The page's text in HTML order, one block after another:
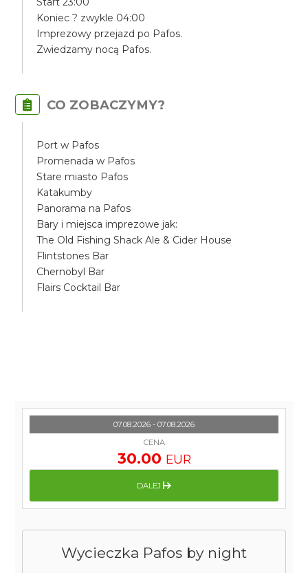
Koniec ? zwykle 04:00
Imprezowy przejazd po Pafos.
Zwiedzamy nocą Pafos.
CO ZOBACZYMY?
Port w Pafos
Promenada w Pafos
Stare miasto Pafos
Katakumby
Panorama na Pafos
Bary i miejsca imprezowe jak:
The Old Fishing Shack Ale & Cider House
Flintstones Bar
Chernobyl Bar
Flairs Cocktail Bar
Wycieczka Pafos by night
07.08.2026 - 07.08.2026
CENA
30.00 EUR
DALEJ